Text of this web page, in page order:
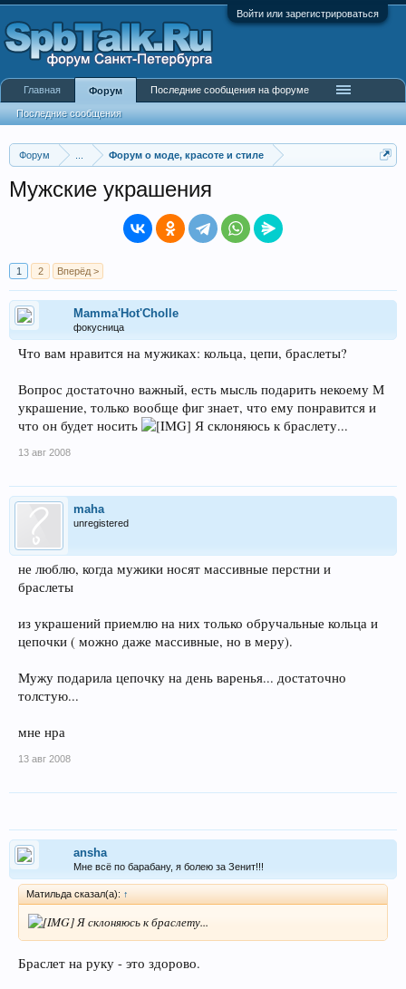
Войти или зарегистрироваться
Форум Форум о моде, красоте и стиле
Мужские украшения
1 2 Вперёд >
Mamma'Hot'Cholle
фокусница
Что вам нравится на мужиках: кольца, цепи, браслеты?
Вопрос достаточно важный, есть мысль подарить некоему М
украшение, только вообще фиг знает, что ему понравится и
что он будет носить
Я склоняюсь к браслету...
13 авг 2008
maha
unregistered
не люблю, когда мужики носят массивные перстни и
браслеты
из украшений приемлю на них только обручальные кольца и
цепочки ( можно даже массивные, но в меру).
Мужу подарила цепочку на день варенья... достаточно
толстую...
мне нра
13 авг 2008
ansha
Мне всё по барабану, я болею за Зенит!!!
Матильда сказал(а): ↑
Я склоняюсь к браслету...
Браслет на руку - это здорово.
Главная Форум
Последние сообщения
Последние сообщения на форуме